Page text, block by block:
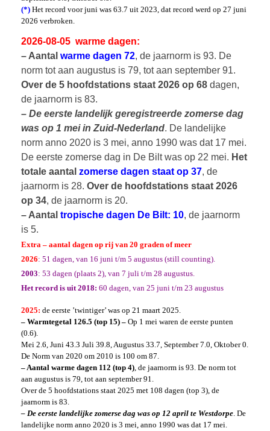
(*) Het record voor juni was 63.7 uit 2023, dat record werd op 27 juni
2026 verbroken.
2026-08-05 warme dagen:
– Aantal warme dagen 72, de jaarnorm is 93. De
norm tot aan augustus is 79, tot aan september 91.
Over de 5 hoofdstations staat 2026 op 68 dagen,
de jaarnorm is 83.
– De eerste landelijk geregistreerde zomerse dag
was op 1 mei in Zuid-Nederland. De landelijke
norm anno 2020 is 3 mei, anno 1990 was dat 17 mei.
De eerste zomerse dag in De Bilt was op 22 mei. Het
totale aantal zomerse dagen staat op 37, de
jaarnorm is 28. Over de hoofdstations staat 2026
op 34, de jaarnorm is 20.
– Aantal tropische dagen De Bilt: 10, de jaarnorm
is 5.
Extra – aantal dagen op rij van 20 graden of meer
2026: 51 dagen, van 16 juni t/m 5 augustus (still counting).
2003: 53 dagen (plaats 2), van 7 juli t/m 28 augustus.
Het record is uit 2018: 60 dagen, van 25 juni t/m 23 augustus
2025: de eerste ’twintiger’ was op 21 maart 2025.
– Warmtegetal 126.5 (top 15) – Op 1 mei waren de eerste punten
(0.6).
Mei 2.6, Juni 43.3 Juli 39.8, Augustus 33.7, September 7.0, Oktober 0.
De Norm van 2020 om 2010 is 100 om 87.
– Aantal warme dagen 112 (top 4), de jaarnorm is 93. De norm tot
aan augustus is 79, tot aan september 91.
Over de 5 hoofdstations staat 2025 met 108 dagen (top 3), de
jaarnorm is 83.
– De eerste landelijke zomerse dag was op 12 april te Westdorpe. De
landelijke norm anno 2020 is 3 mei, anno 1990 was dat 17 mei.